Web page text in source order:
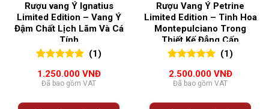
Rượu vang Ý Ignatius
Limited Edition – Vang Ý
Đậm Chất Lịch Lãm Và Cá
Tính
đánh giá
(1)
1.250.000 VNĐ
Đã bao gồm VAT
Rượu Vang Ý Petrine
Limited Edition – Tinh Hoa
Montepulciano Trong
Thiết Kế Đẳng Cấp
đánh giá
(1)
2.500.000 VNĐ
Đã bao gồm VAT